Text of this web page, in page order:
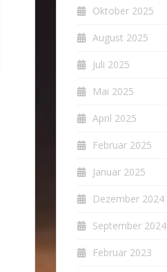
Oktober 2025
August 2025
Juli 2025
Mai 2025
April 2025
Februar 2025
Januar 2025
Dezember 2024
September 2024
Februar 2023